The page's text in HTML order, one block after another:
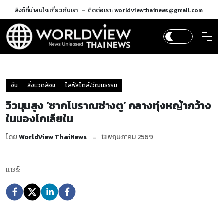
ลิงค์ที่น่าสนใจ:เกี่ยวกับเรา ติดต่อเรา: worldviewthainews@gmail.com
จีน สิ่งแวดล้อม ไลฟ์สไตล์/วัฒนธรรม
วิวมุมสูง ‘ซากโบราณซ่างตู’ กลางทุ่งหญ้ากว้าง
ในมองโกเลียใน
โดย WorldView ThaiNews 13 พฤษภาคม 2569
แชร์: